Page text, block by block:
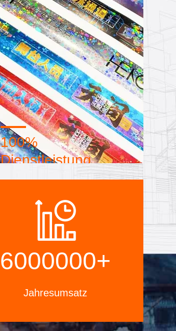
100%
Dienstleistung
kundenspezifische kleine
Verpackungen, FOB, CIF, DDU und
DDP. Lassen Sie uns Ihnen helfen,
die beste Lösung für all Ihre Sorgen
6000000+
Jahresumsatz